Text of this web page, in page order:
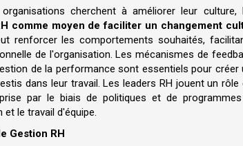
cherchent à améliorer leur
comme moyen de faciliter un changement
renforcer les comportements souhaités,
de l'organisation. Les mécanismes de
de la performance sont essentiels pour
dans leur travail. Les leaders RH jouent un
par le biais de politiques et de
le travail d'équipe.
Gestion RH